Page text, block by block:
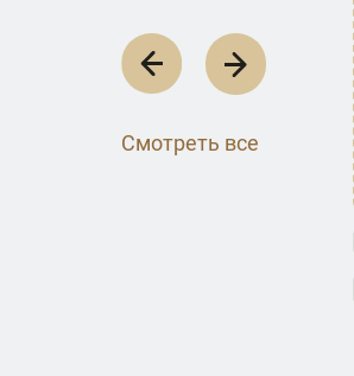
Смотреть все